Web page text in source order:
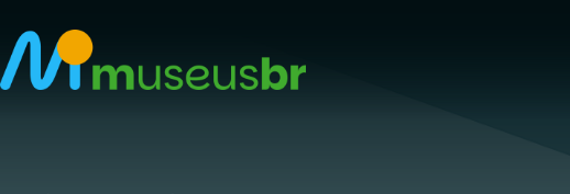
para
conteúdo